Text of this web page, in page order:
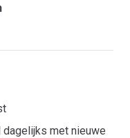
met nieuwe